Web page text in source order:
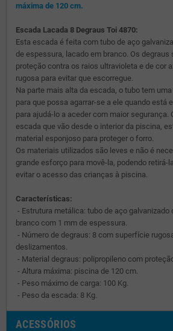
máxima de 120 cm.
Escada Lacada 8 Degraus Toi 4870:
Esta escada é feita com tubo de aço
de espessura, lacado em branco. Os
proteção contra os raios ultravioleta e de cor
rugosa para evitar que escorregue.
Na parte mais alta da escada, o tubo tem uma
para que possa agarrar-se a ele quando está
para ajudá-lo a aceder com maior segurança.
escada que vão desde o interior da piscina,
material esponjoso para proteger o forro.
Os materiais utilizados são leves e não é
grande esforço para movê-la, podendo retirá-
evitar o acesso das crianças à piscina.
Características:
- Estrutura metálica: tubo de aço galvanizado
branco com 1 mm de espessura.
- Número de degraus: 8 com superfície
deslizamentos.
- Material degraus: polipropileno com
- Altura máxima: piscina de 120 cm.
- Peso máximo de carga: 100 Kg.
- Peso da escada: 8 Kg.
ACESSÓRIOS